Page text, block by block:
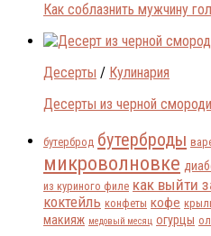
Как соблазнить мужчину
Десерты / Кулинария
Десерты из черной
бутерброд бутерброды
микроволновке
из куриного филе как выйти
коктейль конфеты кофе
макияж медовый месяц огурцы